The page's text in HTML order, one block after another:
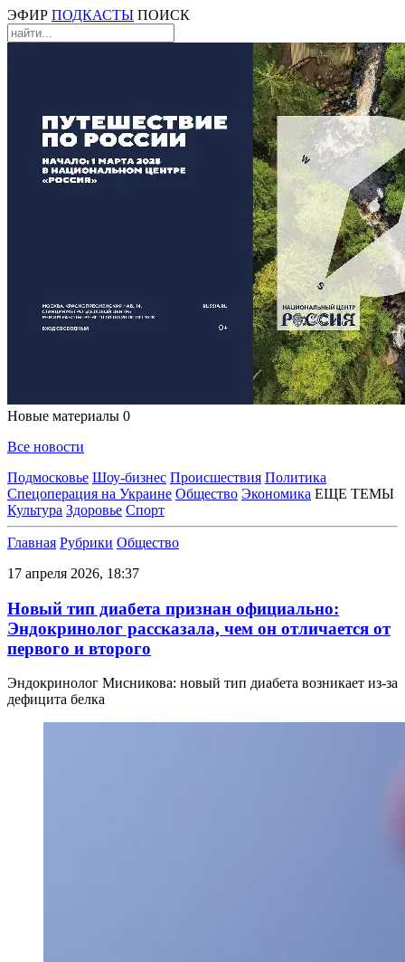
ЭФИР ПОДКАСТЫ ПОИСК
Новые материалы 0
Все новости
Подмосковье Шоу-бизнес Происшествия Политика
Спецоперация на Украине Общество Экономика ЕЩЕ ТЕМЫ
Культура Здоровье Спорт
Главная Рубрики Общество
17 апреля 2026, 18:37
Новый тип диабета признан официально:
Эндокринолог рассказала, чем он отличается от
первого и второго
Эндокринолог Мисникова: новый тип диабета возникает из-за
дефицита белка